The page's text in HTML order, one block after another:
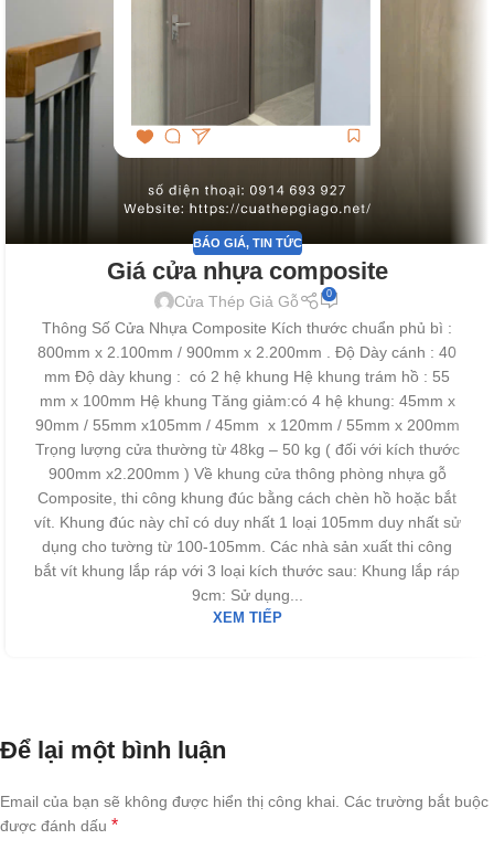
BÁO GIÁ, TIN TỨC
Giá cửa nhựa composite
Cửa Thép Giả Gỗ 0
Thông Số Cửa Nhựa Composite Kích thước chuẩn phủ bì :
800mm x 2.100mm / 900mm x 2.200mm . Độ Dày cánh : 40
mm Độ dày khung : có 2 hệ khung Hệ khung trám hồ : 55
mm x 100mm Hệ khung Tăng giảm:có 4 hệ khung: 45mm x
90mm / 55mm x105mm / 45mm x 120mm / 55mm x 200mm
Trọng lượng cửa thường từ 48kg – 50 kg ( đối với kích thước
900mm x2.200mm ) Về khung cửa thông phòng nhựa gỗ
Composite, thi công khung đúc bằng cách chèn hồ hoặc bắt
vít. Khung đúc này chỉ có duy nhất 1 loại 105mm duy nhất sử
dụng cho tường từ 100-105mm. Các nhà sản xuất thi công
bắt vít khung lắp ráp với 3 loại kích thước sau: Khung lắp ráp
9cm: Sử dụng...
XEM TIẾP
Để lại một bình luận
Email của bạn sẽ không được hiển thị công khai. Các trường bắt buộc
được đánh dấu *